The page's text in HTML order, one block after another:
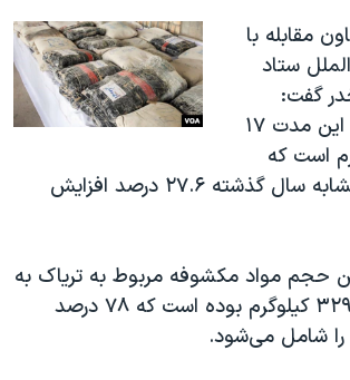
مقابله با
ستاد
گفت:
مجموع کشفیات این مدت ۱۷
است که
نسبت به مدت مشابه سال گذشته ۲۷.۶ درصد افزایش
حجم مواد مکشوفه مربوط به تریاک به
میزان ۱۳ هزار و ۳۲۹ کیلوگرم بوده است که ۷۸ درصد
شامل می‌شود.